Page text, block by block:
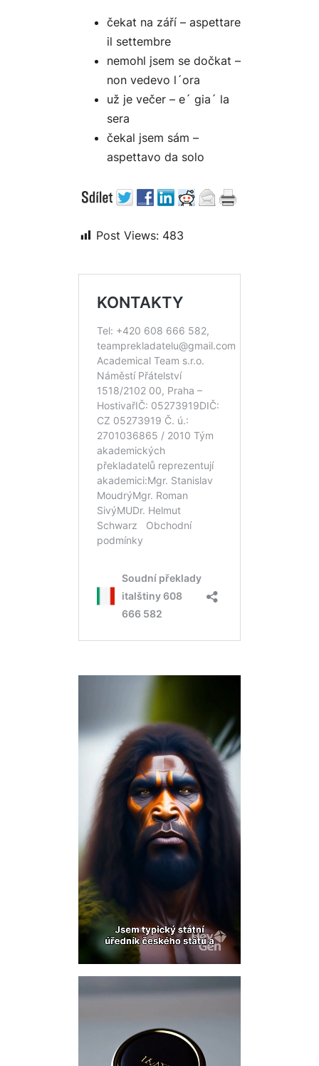
čekat na září – aspettare
il settembre
nemohl jsem se dočkat –
non vedevo l´ora
už je večer – e´ gia´ la
sera
čekal jsem sám –
aspettavo da solo
Post Views: 483